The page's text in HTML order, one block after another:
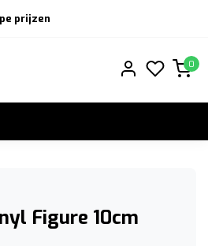
prijzen
0
Figure 10cm